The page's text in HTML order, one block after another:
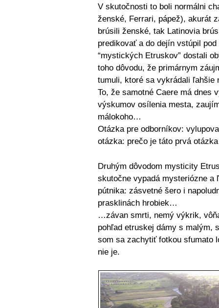
V skutočnosti to boli normálni
ženské, Ferrari, pápež), akurát
brúsili ženské, tak Latinovia
predikovať a do dejín vstúpil
“mystických Etruskov” dostali
toho dôvodu, že primárnym
tumuli, ktoré sa vykrádali ľahšie
To, že samotné Caere má dnes
výskumov osílenia mesta,
málokoho…
Otázka pre odborníkov:
otázka: prečo je táto prvá
Druhým dôvodom mysticity
skutočne vypadá mysteriózne a
pútnika: zásvetné šero i
prasklinách hrobiek…
…závan smrti, nemý výkrik,
pohľad etruskej dámy s
som sa zachytiť fotkou sfumato
nie je.